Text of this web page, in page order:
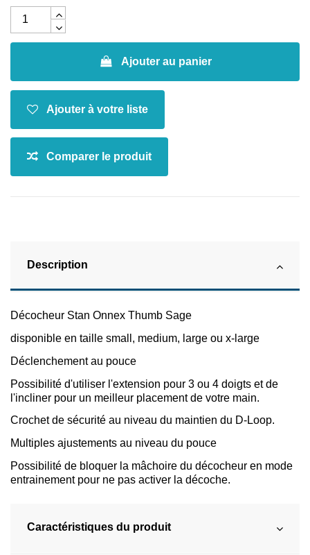
Ajouter au panier
Description
Décocheur Stan Onnex Thumb Sage
disponible en taille small, medium, large ou x-large
Déclenchement au pouce
Possibilité d'utiliser l'extension pour 3 ou 4 doigts et de
l'incliner pour un meilleur placement de votre main.
Crochet de sécurité au niveau du maintien du D-Loop.
Multiples ajustements au niveau du pouce
Possibilité de bloquer la mâchoire du décocheur en mode
entrainement pour ne pas activer la décoche.
Caractéristiques du produit